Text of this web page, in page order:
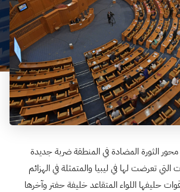
محور الثورة المضادة في المنطقة ضربة جديدة
تعرضت لها في ليبيا والمتمثلة في الهزائم
حليفها اللواء المتقاعد خليفة حفتر وآخرها